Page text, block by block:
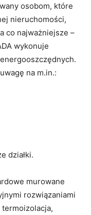
osobom, które
nieruchomości,
co najważniejsze –
wykonuje
na m.in.:
działki.
murowane
rozwiązaniami